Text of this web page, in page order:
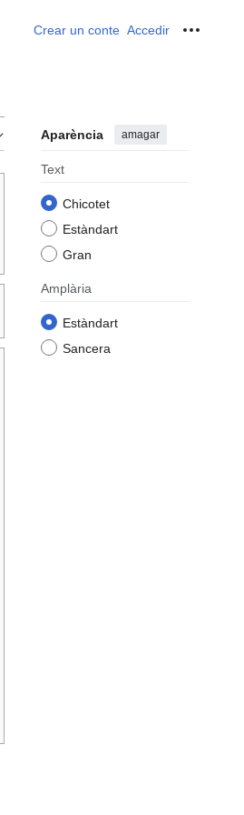
Crear un conte Accedir
Aparència amagar
Text
Chicotet
Estàndart
Gran
Amplària
Estàndart
Sancera